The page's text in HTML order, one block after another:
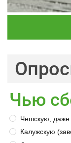
Чью
Чешскую, даже
Калужскую